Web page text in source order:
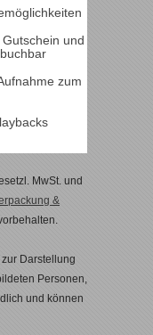
und
zum
MwSt. und
&
Darstellung
Personen,
und können